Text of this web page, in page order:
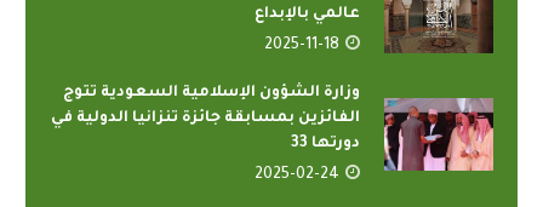
عالمي بالإبداع
2025-11-18
وزارة الشؤون الإسلامية السعودية تتوج
الفائزين بمسابقة جائزة تنزانيا الدولية في
دورتها 33
2025-02-24